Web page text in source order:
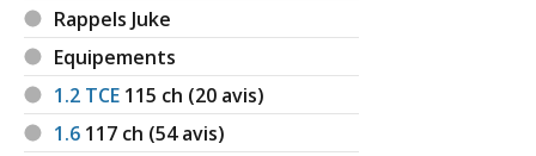
15/20 1.5 dCi 110 ch
13/20 1.5 dCi 110 ch 2013. 55000 KMS
Rappels Juke
Equipements
1.2 TCE 115 ch (20 avis)
1.6 117 ch (54 avis)